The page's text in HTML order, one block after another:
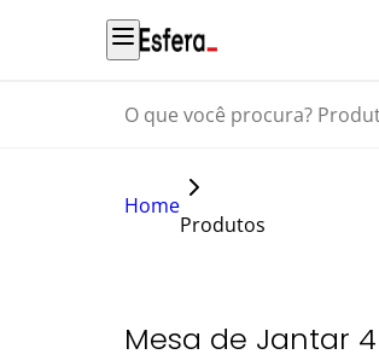
O que você procura? Produtos,
Home
Produtos
Mesa de Jantar